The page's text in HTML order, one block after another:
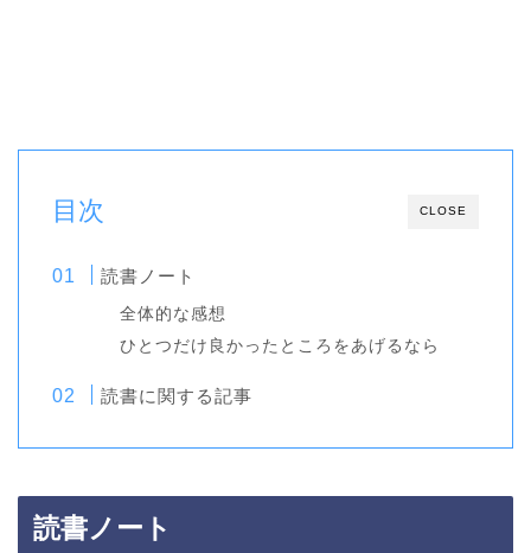
CLOSE
目次
読書ノート
全体的な感想
ひとつだけ良かったところをあげるなら
読書に関する記事
読書ノート